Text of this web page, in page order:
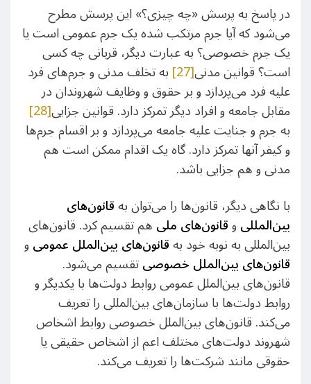
در پاسخ به پرسش «چه چیزی؟» این پرسش مطرح
می‌شود که آیا جرم مرتکب شده یک جرم عمومی است یا
یک جرم خصوصی؟ به عبارت دیگر، قربانی چه کسی
است؟ قوانین مدنی[27] به تخلف مدنی و جرم‌های فرد
علیه فرد می‌پردازد و بر حقوق و وظایف شهروندان در
مقابل جامعه و افراد دیگر تمرکز دارد. قوانین جزایی[28]
به جرم و جنایت علیه جامعه می‌پردازد و بر اقسام جرم‌ها
و کیفر آنها تمرکز دارد. گاه یک اقدام ممکن است هم
مدنی و هم جزایی باشد.
با نگاهی دیگر، قانون‌ها را می‌توان بهقانون‌های
بین‌المللیوقانون‌های ملیهم تقسیم کرد. قانون‌های
بین‌المللی به نوبه خود بهقانون‌های بین‌الملل عمومیو
قانون‌های بین‌الملل خصوصیتقسیم می‌شود.
قانون‌های بین‌الملل عمومی روابط دولت‌ها با یکدیگر و
روابط دولت‌ها با سازمان‌های بین‌المللی را تعریف
می‌کند. قانون‌های بین‌الملل خصوصی روابط اشخاص
شهروند دولت‌های مختلف اعم از اشخاص حقیقی یا
حقوقی مانند شرکت‌ها را تعریف می‌کند.